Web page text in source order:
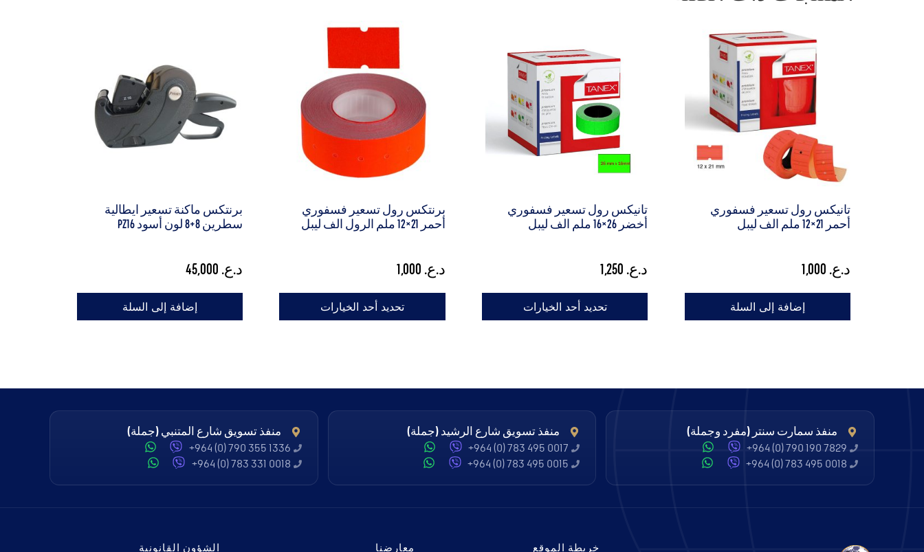
تانيكس رول تسعير فسفوري
أحمر 21×12 ملم الف ليبل
د.ع.
إضافة إلى السلة
تانيكس رول تسعير فسفوري
أخضر 26×16 ملم الف ليبل
د.ع.
تحديد أحد الخيارات
برنتكس رول تسعير فسفوري
أحمر 21×12 ملم الرول الف ليبل
د.ع.
تحديد أحد الخيارات
برنتكس ماكنة تسعير ايطالية
سطرين 8+8 لون أسود PZ16
د.ع.
إضافة إلى السلة
منفذ سمارت سنتر (مفرد وجملة)
+964 (0) 790 190 7829
+964 (0) 783 495 0018
منفذ تسويق شارع الرشيد (جملة)
+964 (0) 783 495 0017
+964 (0) 783 495 0015
منفذ تسويق شارع المتنبي (جملة)
+964 (0) 790 355 1336
+964 (0) 783 331 0018
خريطة الموقع معارضنا الشؤون القانونية